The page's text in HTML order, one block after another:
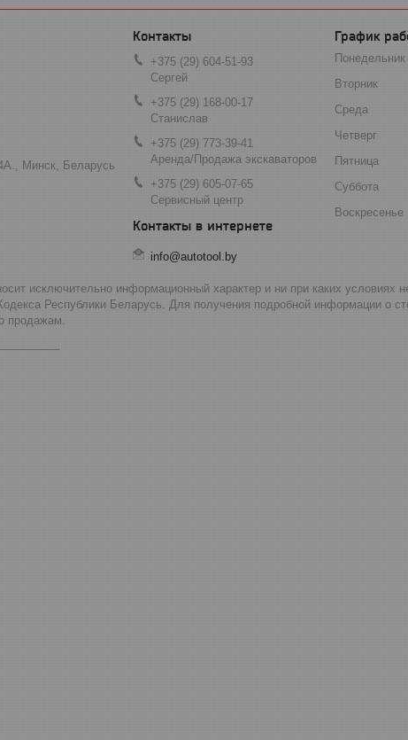
Минск, Беларусь
+375 (29) 604-51-93
Сергей
+375 (29) 168-00-17
Станислав
+375 (29) 773-39-41
Аренда/Продажа экскаваторов
+375 (29) 605-07-65
Сервисный центр
info@autotool.by
График
Понедельник
Вторник
Среда
Четверг
Пятница
Суббота
Воскресенье
исключительно информационный характер и ни при каких условиях
Республики Беларусь. Для получения подробной информации о
продажам.